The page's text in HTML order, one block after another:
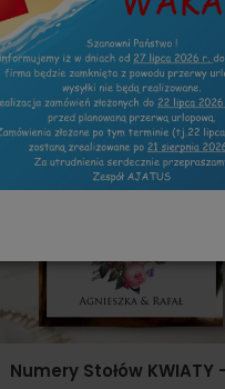
Numery Stołów KWIATY